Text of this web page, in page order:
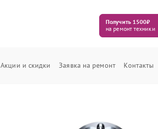
Получить 1500₽
на ремонт техники
Акции и скидки Заявка на ремонт Контакты